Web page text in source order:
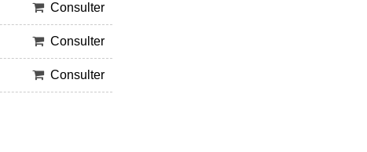
Consulter
Consulter
Consulter